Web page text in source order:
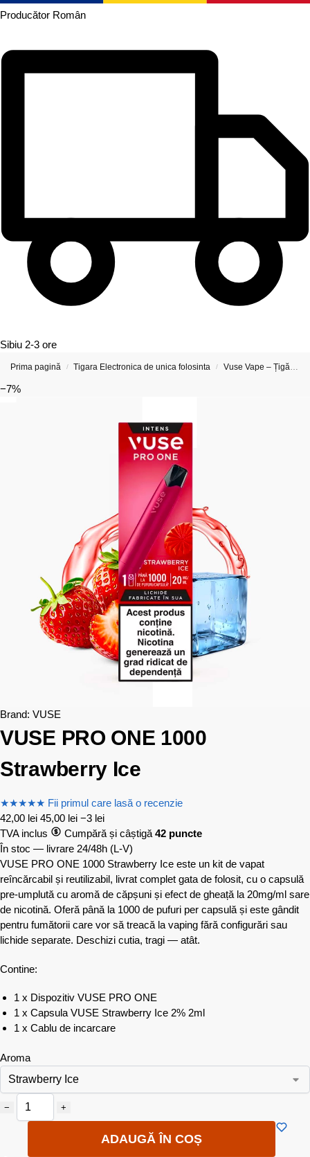
Producător Român
Sibiu 2-3 ore
Prima pagină / Tigara Electronica de unica folosinta / Vuse Vape – Țigări Electronice, Kituri Și Capsule
−7%
Brand: VUSE
VUSE PRO ONE 1000
Strawberry Ice
★★★★★ Fii primul care lasă o recenzie
42,00 lei 45,00 lei −3 lei
TVA inclus
Cumpără și câștigă 42 puncte
În stoc — livrare 24/48h (L-V)
VUSE PRO ONE 1000 Strawberry Ice este un kit de vapat
reîncărcabil și reutilizabil, livrat complet gata de folosit, cu o capsulă
pre-umplută cu aromă de căpșuni și efect de gheață la 20mg/ml sare
de nicotină. Oferă până la 1000 de pufuri per capsulă și este gândit
pentru fumătorii care vor să treacă la vaping fără configurări sau
lichide separate. Deschizi cutia, tragi — atât.
Contine:
1 x Dispozitiv VUSE PRO ONE
1 x Capsula VUSE Strawberry Ice 2% 2ml
1 x Cablu de incarcare
Aroma
− +
ADAUGĂ ÎN COȘ